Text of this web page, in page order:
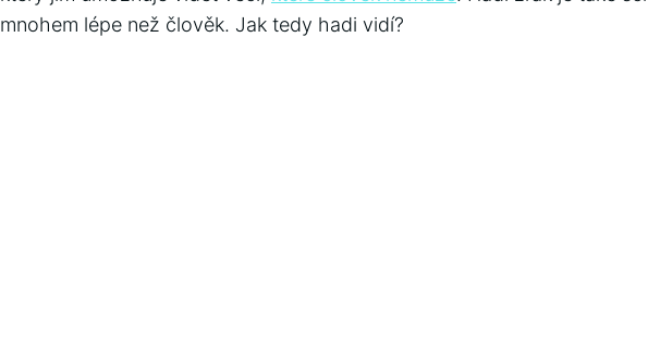
mnohem lépe než člověk. Jak tedy hadi vidí?